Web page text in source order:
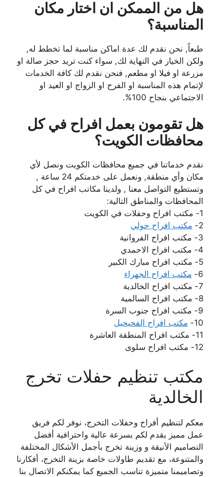
هل من الممكن ان اختار مكان
المناسبة؟
طبعاً, نحن نقدم لك عدة اماكن مناسبة لما تخطط له,
ولكن الخيار في النهاية لك, سواء كنت تريد حجز صالة او
مزرعة او فيلا او مطعم, فنحن نقدم لك كافة الخدمات
لإتمام هذه المناسبة او الفرح او الزواج او العيد او
الاجتماعي بنجاح 100%.
هل تقومون بعمل افراح في كل
محافظات الكويت؟
نقدم خدماتنا في جميع محافظات الكويت ونصل لأي
مكان وأي منطقة, ونعمل على خدمتكم 24 ساعة ,
وتستطيع التواصل معنا , ولدينا مكاتب افراح في كل
المحافظات والمناطق التالية:
1- مكتب افراح وحفلات في الكويت
2-
مكتب افراح حولي
3- مكتب افراح الفروانية
4- مكتب افراح الاحمدي
5- مكتب افراح مبارك الكبير
6-
مكتب افراح الجهراء
7- مكتب افراح الخالدية
8- مكتب افراح السالمية
9- مكتب افراح جنوب السرة
10-
مكتب افراح الفحيحيل
11- مكتب افراح المنطقة العاشرة
12- مكتب افراح سلوى
مكتب تنظيم حفلات تخرج
الخالدية
معكم لتنظيم أفراح وحفلات التخرج، نوفر لكم فريق
عمل مميز يقدم لكم بسرعة عالية واحترافية أفضل
التصاميم الأنيقة و وزينة تخرج بأجمل الأشكال المختلفة
والمتنوعة، مع تقديم طاولات خاصة بزينة التخرج، أفكارنا
وتصاميمنا متميزة تناسب الجميع كما يمكنكم الاتصال بنا